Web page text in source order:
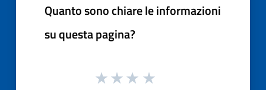
Quanto sono chiare le informazioni
su questa pagina?